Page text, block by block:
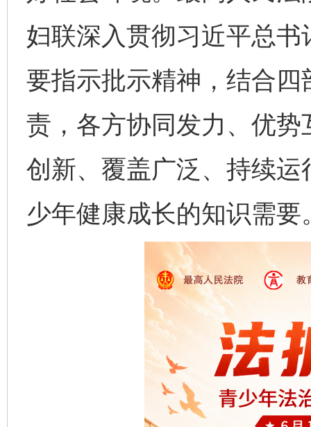
妇联深入贯彻习近平总
要指示批示精神，结合
责，各方协同发力、优
创新、覆盖广泛、持续
少年健康成长的知识需要